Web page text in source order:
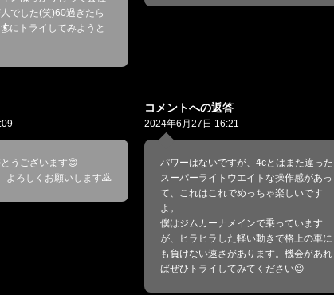
でした(笑)60過ぎたら
にトライしてみようと
うございます😊
よろしくお願いします🙇
コメントへの返答
2024年6月27日 16:21
パワーはないですが、4cとはまた違った
スーパーライトウエイトな操作感があっ
て、これはこれでめっちゃ楽しいです
よ。
僕はジムカーナメインで乗っています
が、ヒラヒラした軽い動きで格上の車に
も負けない速さがあります。機会があれ
ばぜひトライしてみてください😉